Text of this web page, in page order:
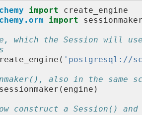
import
create_engine
import
which the Session will
( 'postgresql://
also in the same
sessionmaker ( engine )
construct a Session()